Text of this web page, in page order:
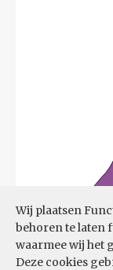
Wij plaatsen
behoren te laten
waarmee wij het
Deze cookies